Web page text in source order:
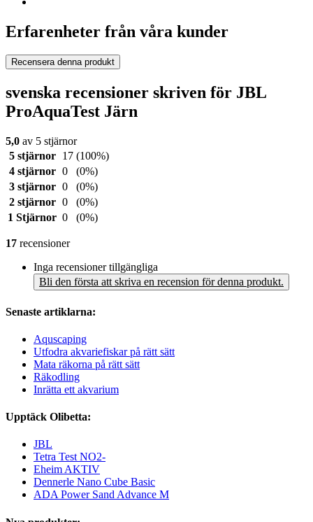
Erfarenheter från våra kunder
Recensera denna produkt
svenska recensioner skriven för JBL
ProAquaTest Järn
5,0 av 5 stjärnor
5 stjärnor
17 (100%)
4 stjärnor 0
(0%)
3 stjärnor 0
(0%)
2 stjärnor 0
(0%)
1 Stjärnor 0 (0%)
17 recensioner
Inga recensioner tillgängliga
Bli den första att skriva en recension för denna produkt.
Senaste artiklarna:
Aquscaping
Utfodra akvariefiskar på rätt sätt
Mata räkorna på rätt sätt
Räkodling
Inrätta ett akvarium
Upptäck Olibetta:
JBL
Tetra Test NO2-
Eheim AKTIV
Dennerle Nano Cube Basic
ADA Power Sand Advance M